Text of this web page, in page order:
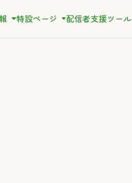
特設ページ 配信者支援ツール